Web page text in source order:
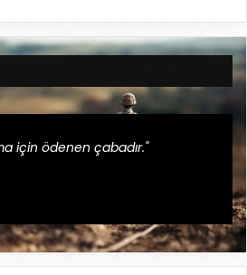
için ödenen çabadır."